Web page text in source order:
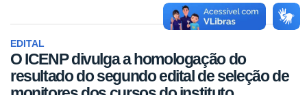
EDITAL
O ICENP divulga a homologação do
resultado do segundo edital de seleção de